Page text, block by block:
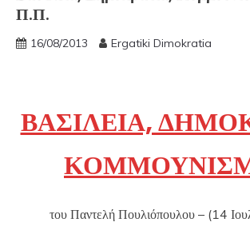
Π.Π.
16/08/2013 Ergatiki Dimokratia
ΒΑΣΙΛΕΙΑ,
του Παντελή Πουλιόπουλου – (14